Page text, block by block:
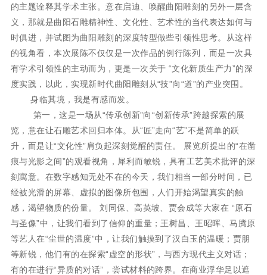
的主题诠释其学术主张。意在启迪、唤醒曲阳雕刻的另外一层含
义，那就是曲阳石雕精神性、文化性、艺术性的当代表达如何与
时俱进，并试图为曲阳雕刻的深度转型做些引领性思考。从这样
的视角看，本次展陈不仅仅是一次作品的例行陈列，而是一次具
有学术引领性的主动而为，更是一次关于 “文化新质生产力”的深
度实践，以此，实现新时代曲阳雕刻从“技”向“道”的产业突围。
身临其境，我是有感而发。
第一，这是一场从“传承创新”向“创新传承”跨越探索的展
览，意在让石雕艺术回归本体。从“匠”走向“艺”不是简单的跃
升，而是让“文化性”肩负起深刻觉醒的责任。 展览所提出的“在凿
痕与光影之间”的观看视角，犀利而敏锐，具有工艺美术批评的深
刻寓意。在数字感知无处不在的今天，我们相当一部分时间，已
经被光滑的屏幕、虚拟的图像所包围，人们开始渴望真实的触
感，渴望物质的份量。 刘同保、高英坡、贾会成等大家在 “原石
与圣像”中，让我们看到了信仰的重量；王树昌、王昭晖、马腾原
等艺人在“尘世的温度”中，让我们触摸到了汉白玉的温暖；贾朋
等新锐，他们有的在探索“虚空的形状”，与西方现代主义对话；
有的在进行“异质的对话”，尝试材料的跨界。在商业浮华足以遮